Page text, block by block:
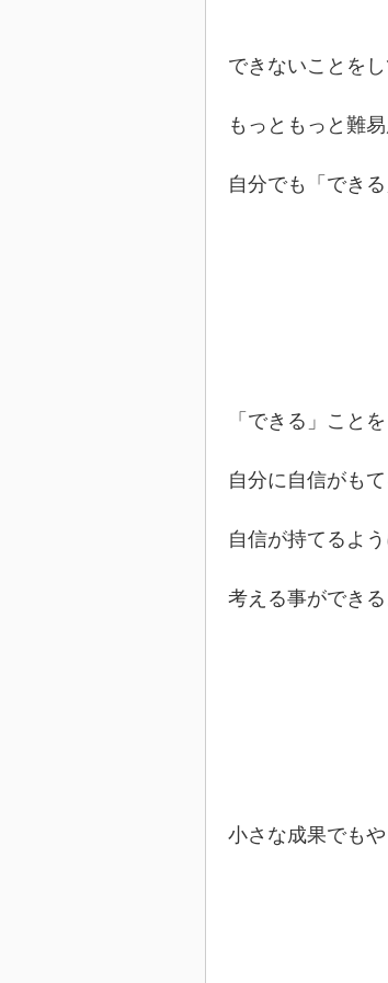
できないことを
もっともっと難
自分でも「でき
「できる」こと
自分に自信がも
自信が持てるよ
考える事ができ
小さな成果でも